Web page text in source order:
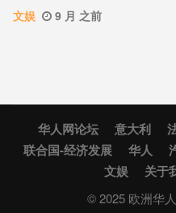
文娱 9 月 之前
华人网论坛 意大利
联合国-经济发展
华人
文娱
关于
© 2025 欧洲华